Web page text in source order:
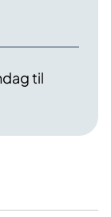
til